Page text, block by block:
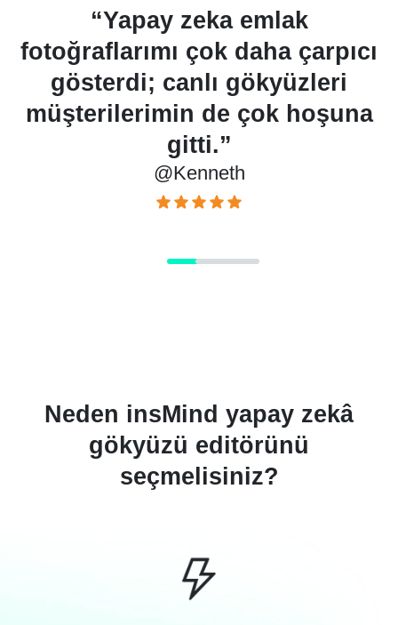
“Yapay zeka emlak
fotoğraflarımı çok daha çarpıcı
gösterdi; canlı gökyüzleri
müşterilerimin de çok hoşuna
gitti.”
@Kenneth
Neden insMind yapay zekâ
gökyüzü editörünü
seçmelisiniz?